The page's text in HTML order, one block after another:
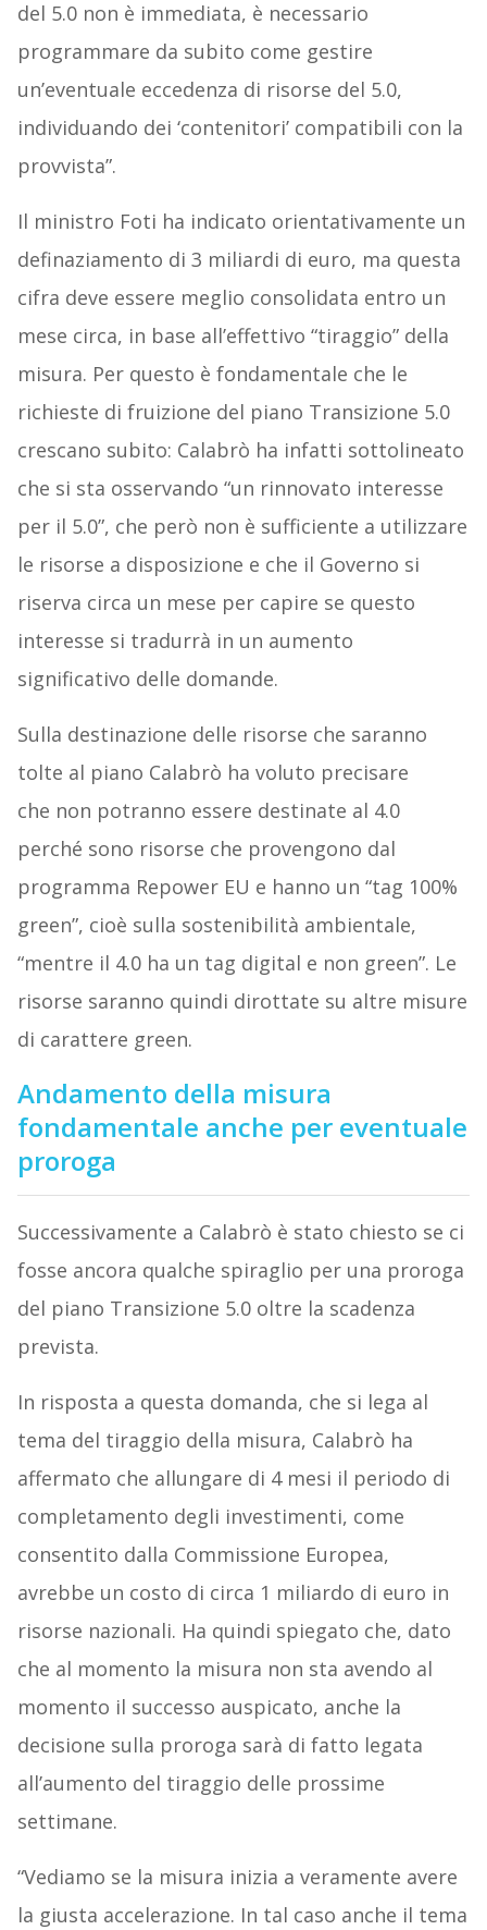
del 5.0 non è immediata, è necessario
programmare da subito come gestire
un’eventuale eccedenza di risorse del 5.0,
individuando dei ‘contenitori’ compatibili con la
provvista”.
Il ministro Foti ha indicato orientativamente un
definaziamento di 3 miliardi di euro, ma questa
cifra deve essere meglio consolidata entro un
mese circa, in base all’effettivo “tiraggio” della
misura. Per questo è fondamentale che le
richieste di fruizione del piano Transizione 5.0
crescano subito: Calabrò ha infatti sottolineato
che si sta osservando “un rinnovato interesse
per il 5.0”, che però non è sufficiente a utilizzare
le risorse a disposizione e che il Governo si
riserva circa un mese per capire se questo
interesse si tradurrà in un aumento
significativo delle domande.
Sulla destinazione delle risorse che saranno
tolte al piano Calabrò ha voluto precisare
che non potranno essere destinate al 4.0
perché sono risorse che provengono dal
programma Repower EU e hanno un “tag 100%
green”, cioè sulla sostenibilità ambientale,
“mentre il 4.0 ha un tag digital e non green”. Le
risorse saranno quindi dirottate su altre misure
di carattere green.
Andamento della misura
fondamentale anche per eventuale
proroga
Successivamente a Calabrò è stato chiesto se ci
fosse ancora qualche spiraglio per una proroga
del piano Transizione 5.0 oltre la scadenza
prevista.
In risposta a questa domanda, che si lega al
tema del tiraggio della misura, Calabrò ha
affermato che allungare di 4 mesi il periodo di
completamento degli investimenti, come
consentito dalla Commissione Europea,
avrebbe un costo di circa 1 miliardo di euro in
risorse nazionali. Ha quindi spiegato che, dato
che al momento la misura non sta avendo al
momento il successo auspicato, anche la
decisione sulla proroga sarà di fatto legata
all’aumento del tiraggio delle prossime
settimane.
“Vediamo se la misura inizia a veramente avere
la giusta accelerazione. In tal caso anche il tema